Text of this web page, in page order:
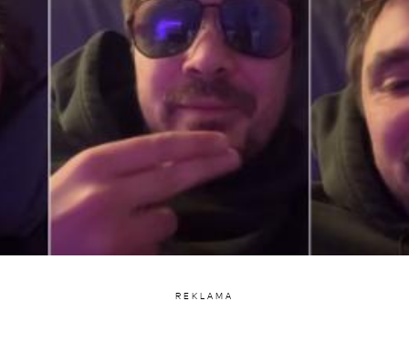
REKLAMA